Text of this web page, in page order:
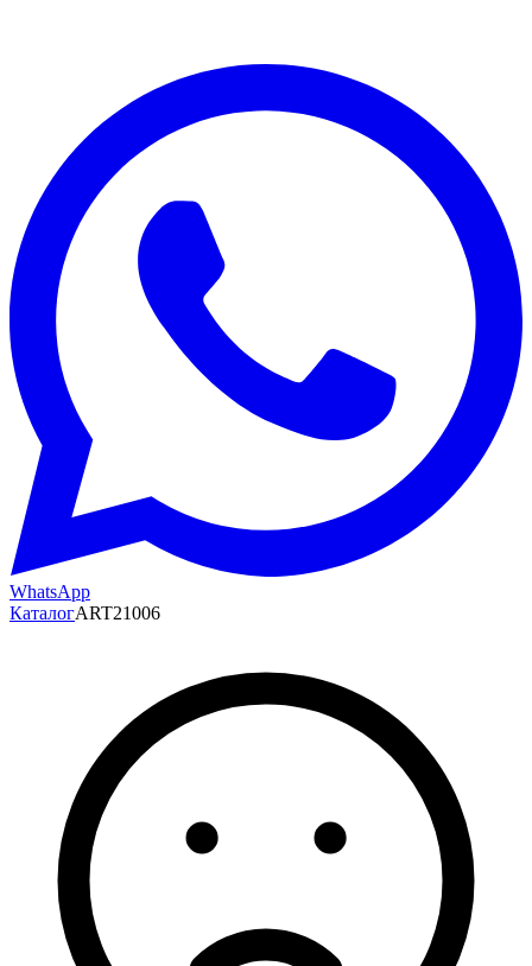
WhatsApp
КаталогART21006